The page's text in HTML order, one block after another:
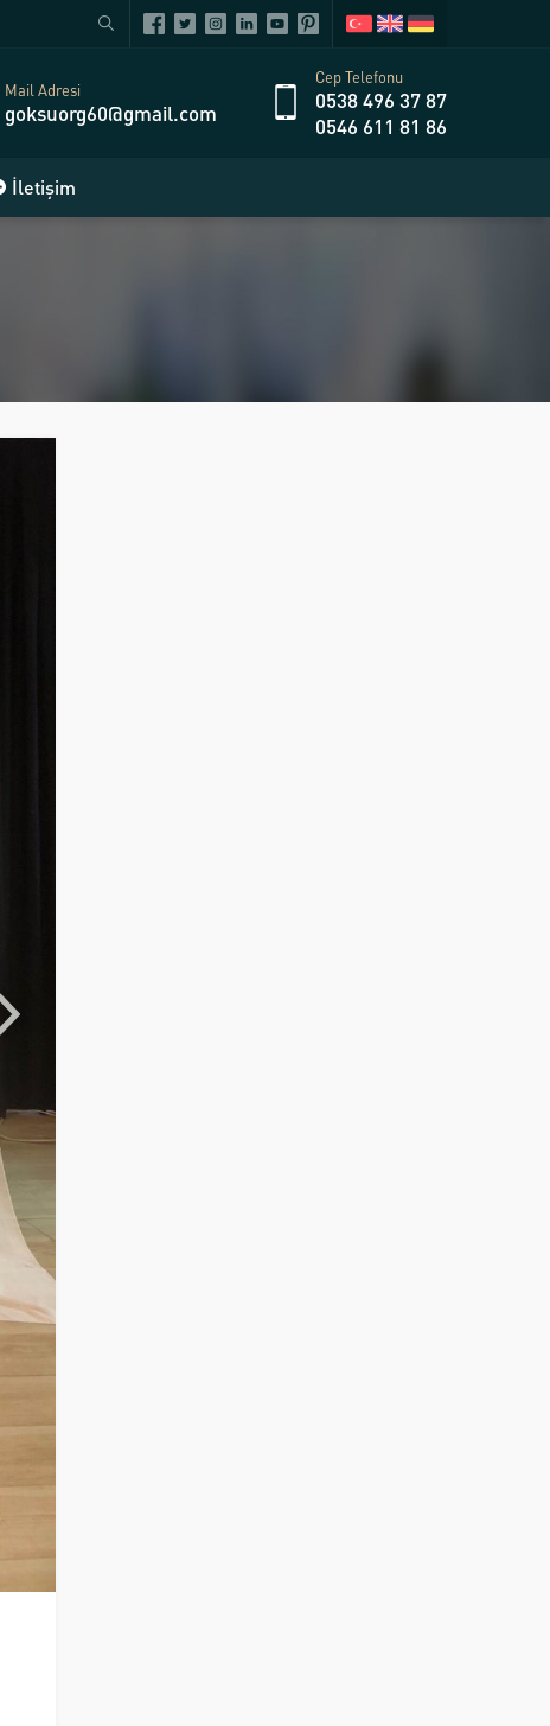
Mail Adresi
goksuorg60@gmail.com
Cep Telefonu
0538 496 37 87
0546 611 81 86
İletişim